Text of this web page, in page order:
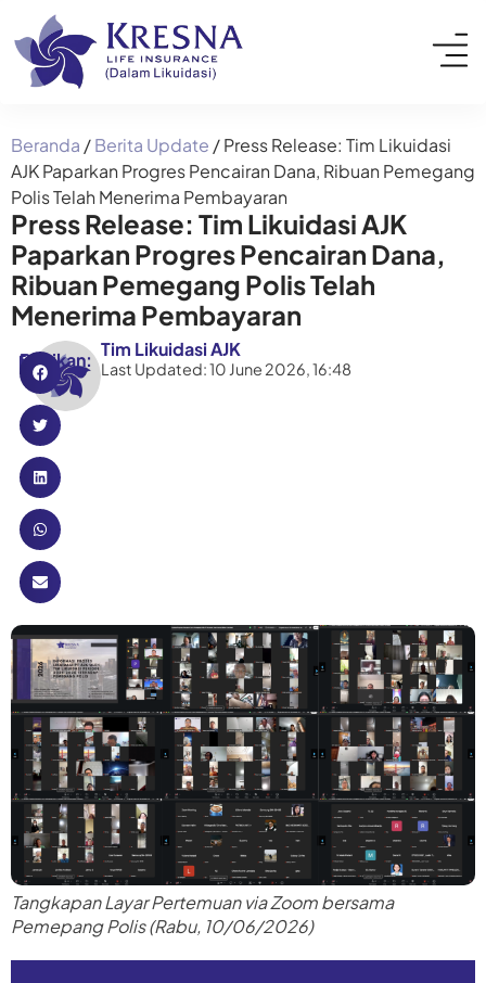
Beranda /Berita Update /Press Release: Tim Likuidasi
AJK Paparkan Progres Pencairan Dana, Ribuan Pemegang
Polis Telah Menerima Pembayaran
Press Release: Tim Likuidasi AJK
Paparkan Progres Pencairan Dana,
Ribuan Pemegang Polis Telah
Menerima Pembayaran
Tim Likuidasi AJK
Last Updated: 10 June 2026, 16:48
Bagikan:
Tangkapan Layar Pertemuan via Zoom bersama
Pemepang Polis (Rabu, 10/06/2026)